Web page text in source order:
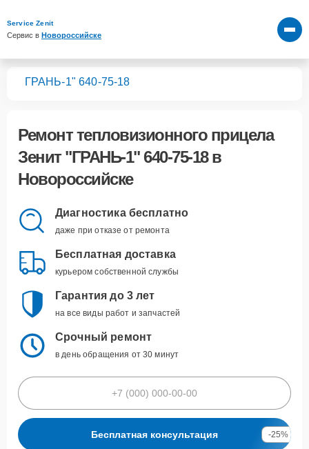
Service Zenit
Сервис в Новороссийске
"ГРАНЬ-1" 640-75-18
Ремонттепловизионного прицела
Зенит "ГРАНЬ-1" 640-75-18в
Новороссийске
Диагностика бесплатно
даже при отказе от ремонта
Бесплатная доставка
курьером собственной службы
Гарантия до 3 лет
на все виды работ и запчастей
Срочный ремонт
в день обращения от 30 минут
Бесплатная консультация -25%